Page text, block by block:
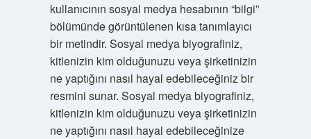
kullanıcının sosyal medya hesabının “bilgi”
bölümünde görüntülenen kısa tanımlayıcı
bir metindir. Sosyal medya biyografiniz,
kitlenizin kim olduğunuzu veya şirketinizin
ne yaptığını nasıl hayal edebileceğiniz bir
resmini sunar. Sosyal medya biyografiniz,
kitlenizin kim olduğunuzu veya şirketinizin
ne yaptığını nasıl hayal edebileceğinize